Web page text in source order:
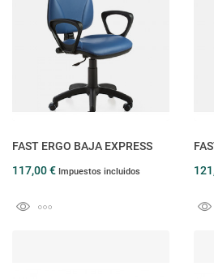
FAST ERGO BAJA EXPRESS
117,00 € Impuestos incluidos